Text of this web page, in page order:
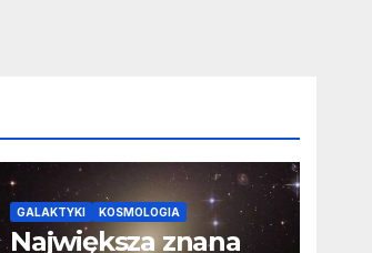
GALAKTYKI KOSMOLOGIA
Największa znana